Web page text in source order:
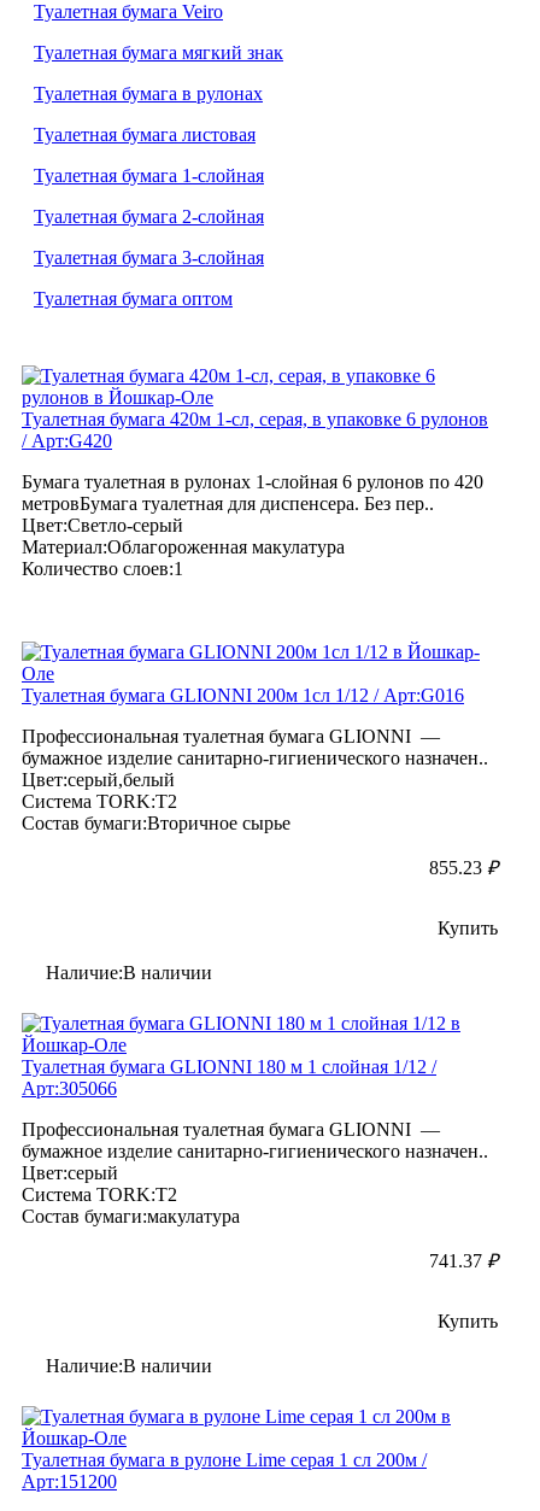
Туалетная бумага Veiro
Туалетная бумага мягкий знак
Туалетная бумага в рулонах
Туалетная бумага листовая
Туалетная бумага 1-слойная
Туалетная бумага 2-слойная
Туалетная бумага 3-слойная
Туалетная бумага оптом
Туалетная бумага 420м 1-сл, серая, в упаковке 6 рулонов
/ Арт:G420
Бумага туалетная в рулонах 1-слойная 6 рулонов по 420
метровБумага туалетная для диспенсера. Без пер..
Цвет:Светло-серый
Материал:Облагороженная макулатура
Количество слоев:1
Туалетная бумага GLIONNI 200м 1сл 1/12 / Арт:G016
Профессиональная туалетная бумага GLIONNI —
бумажное изделие санитарно-гигиенического назначен..
Цвет:серый,белый
Система TORK:T2
Состав бумаги:Вторичное сырье
855.23 ₽
Купить
Наличие:В наличии
Туалетная бумага GLIONNI 180 м 1 слойная 1/12 /
Арт:305066
Профессиональная туалетная бумага GLIONNI —
бумажное изделие санитарно-гигиенического назначен..
Цвет:серый
Система TORK:T2
Состав бумаги:макулатура
741.37 ₽
Купить
Наличие:В наличии
Туалетная бумага в рулоне Lime серая 1 сл 200м /
Арт:151200